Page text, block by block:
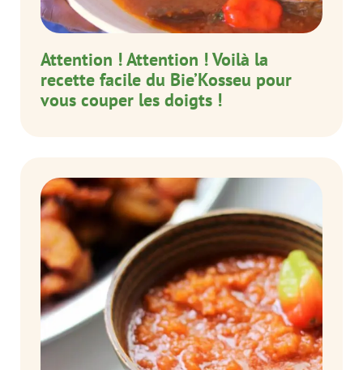
Attention ! Attention ! Voilà la
recette facile du Bie’Kosseu pour
vous couper les doigts !